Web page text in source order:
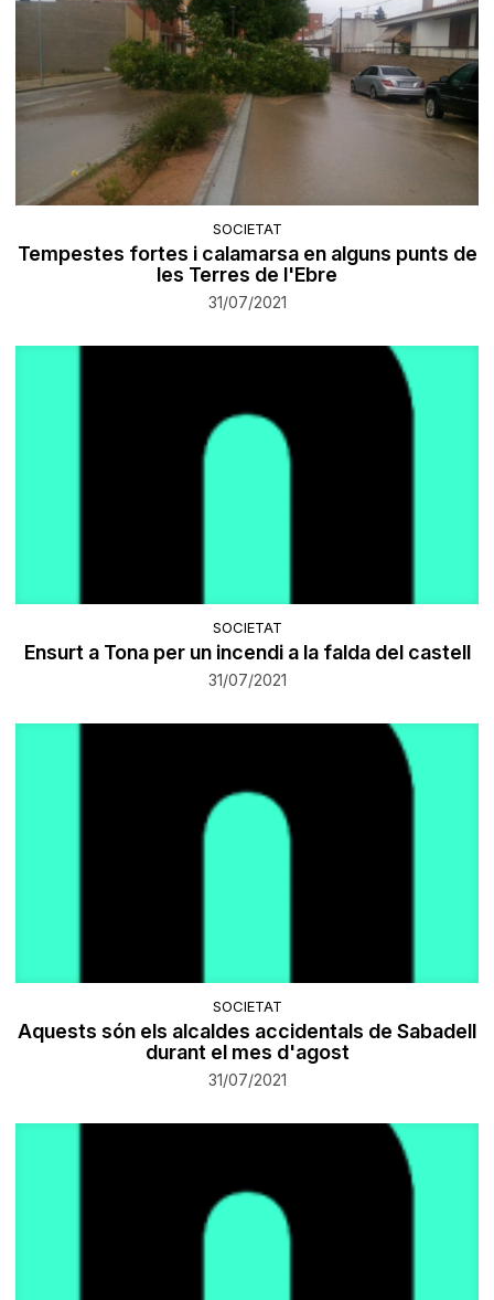
SOCIETAT
Tempestes fortes i calamarsa en alguns punts de
les Terres de l'Ebre
31/07/2021
SOCIETAT
Ensurt a Tona per un incendi a la falda del castell
31/07/2021
SOCIETAT
Aquests són els alcaldes accidentals de Sabadell
durant el mes d'agost
31/07/2021